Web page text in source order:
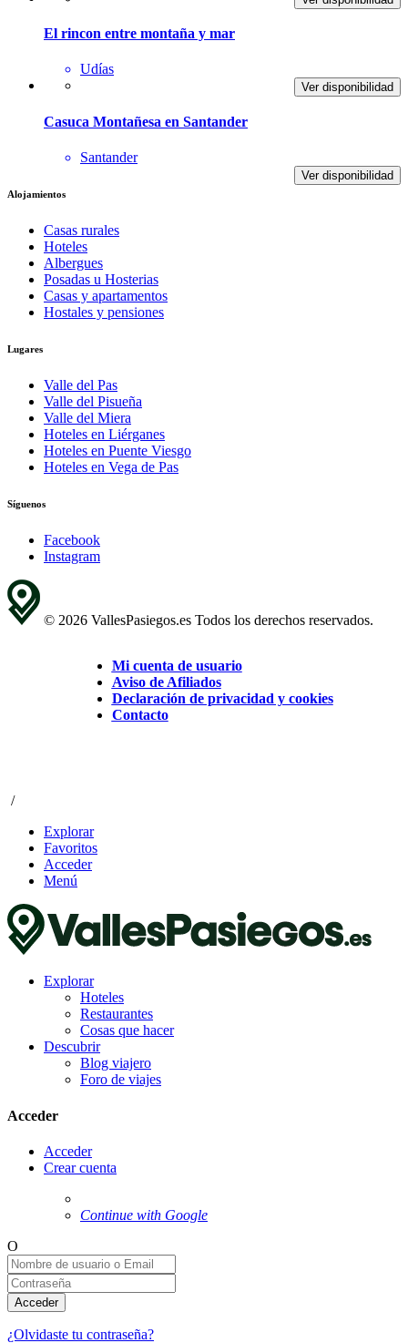
El rincon entre montaña y mar
Udías
Ver disponibilidad
Casuca Montañesa en Santander
Santander
Ver disponibilidad
Alojamientos
Casas rurales
Hoteles
Albergues
Posadas u Hosterias
Casas y apartamentos
Hostales y pensiones
Lugares
Valle del Pas
Valle del Pisueña
Valle del Miera
Hoteles en Liérganes
Hoteles en Puente Viesgo
Hoteles en Vega de Pas
Síguenos
Facebook
Instagram
© 2026 VallesPasiegos.es Todos los derechos reservados.
Mi cuenta de usuario
Aviso de Afiliados
Declaración de privacidad y cookies
Contacto
/
Explorar
Favoritos
Acceder
Menú
Explorar
Hoteles
Restaurantes
Cosas que hacer
Descubrir
Blog viajero
Foro de viajes
Acceder
Acceder
Crear cuenta
Continue with Google
O
Acceder
¿Olvidaste tu contraseña?